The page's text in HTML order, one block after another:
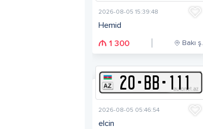
2026-08-05 15:39:48
Hemid
1 300 Bakı ş.
20-BB- 111
2026-08-05 05:46:54
elcin